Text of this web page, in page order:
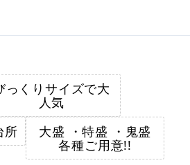
っくりサイズで大
人気
所
大盛 ・特盛 ・鬼盛
各種ご用意!!